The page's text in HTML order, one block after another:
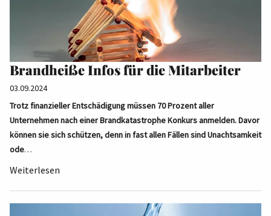
Brandheiße Infos für die Mitarbeiter
03.09.2024
Trotz finanzieller Entschädigung müssen 70 Prozent aller
Unternehmen nach einer Brandkatastrophe Konkurs anmelden. Davor
können sie sich schützen, denn in fast allen Fällen sind Unachtsamkeit
ode…
Weiterlesen